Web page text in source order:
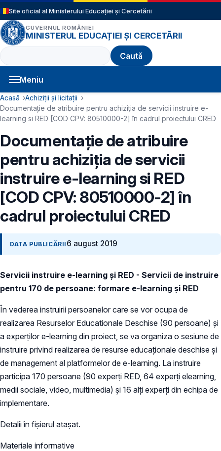
Sari la conținutul principal
Site oficial al Ministerului Educației și Cercetării
GUVERNUL ROMÂNIEI
MINISTERUL EDUCAȚIEI ȘI CERCETĂRII
Caută
Meniu
Navigație principală
Cale de navigare
Acasă
Achiziții și licitații
Documentație de atribuire pentru achiziţia de servicii instruire e-
learning si RED [COD CPV: 80510000-2] în cadrul proiectului CRED
Documentație de atribuire
pentru achiziţia de servicii
instruire e-learning si RED
[COD CPV: 80510000-2] în
cadrul proiectului CRED
DATA PUBLICĂRII 6 august 2019
Servicii instruire e-learning și RED - Servicii de instruire
pentru 170 de persoane: formare e-learning și RED
În vederea instruirii persoanelor care se vor ocupa de
realizarea Resurselor Educationale Deschise (90 persoane) și
a experților e-learning din proiect, se va organiza o sesiune de
instruire privind realizarea de resurse educaționale deschise și
de management al platformelor de e-learning. La instruire
participa 170 persoane (90 experți RED, 64 experți elearning,
medii sociale, video, multimedia) și 16 alți experți din echipa de
implementare.
Detalii în fișierul atașat.
Materiale informative